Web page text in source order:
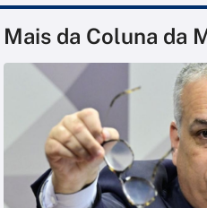
Mais da Coluna da